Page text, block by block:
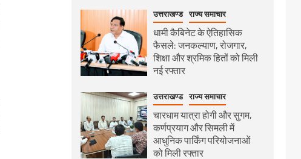
उत्तराखण्ड राज्य समाचार
धामी कैबिनेट के ऐतिहासिक
फैसले: जनकल्याण, रोजगार,
शिक्षा और श्रमिक हितों को मिली
नई रफ्तार
उत्तराखण्ड राज्य समाचार
चारधाम यात्रा होगी और सुगम,
कर्णप्रयाग और सिमली में
आधुनिक पार्किंग परियोजनाओं
को मिली रफ्तार